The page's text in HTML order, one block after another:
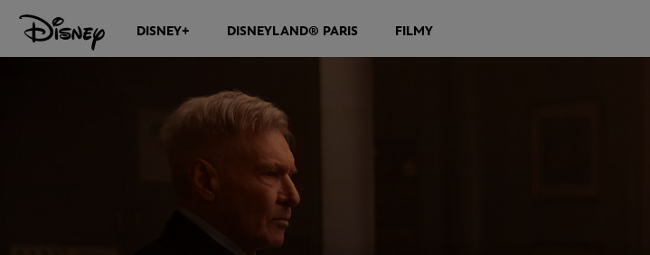
DISNEY+ DISNEYLAND® PARIS FILMY